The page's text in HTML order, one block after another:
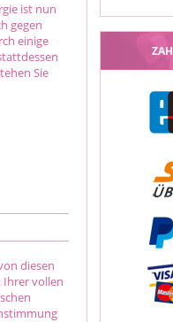
ist nun
gegen
einige
Sie
diesen
Ihrer vollen